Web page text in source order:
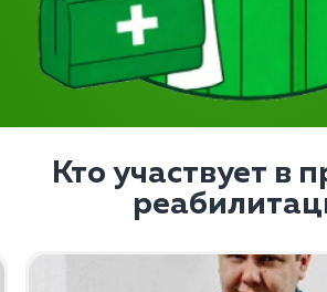
Кто участвует в